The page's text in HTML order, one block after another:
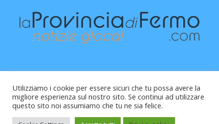
Raffaele Vitali - via Leopardi 10 - 61121 Pesaro (PU) -
Utilizziamo i cookie per essere sicuri che tu possa avere la
migliore esperienza sul nostro sito. Se continui ad utilizzare
questo sito noi assumiamo che tu ne sia felice.